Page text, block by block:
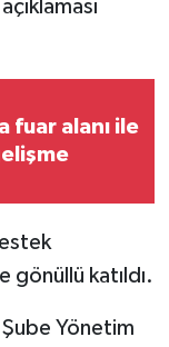
fuar alanı ile
gönüllü katıldı.
Yönetim